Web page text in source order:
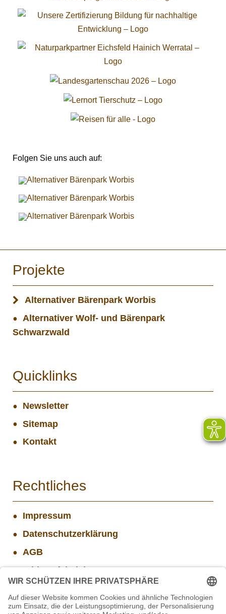
Folgen Sie uns auch auf:
Projekte
Alternativer Bärenpark Worbis
Alternativer Wolf- und Bärenpark
Schwarzwald
Quicklinks
Newsletter
Sitemap
Kontakt
Rechtliches
Impressum
Datenschutzerklärung
AGB
Widerrufsbelehrung